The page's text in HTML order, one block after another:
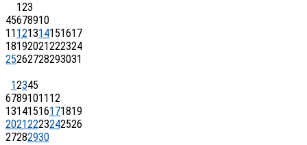
123
45678910
11 121314151617
18192021222324
25262728293031
12345
67891011 12
13141516171819
20212223242526
27282930